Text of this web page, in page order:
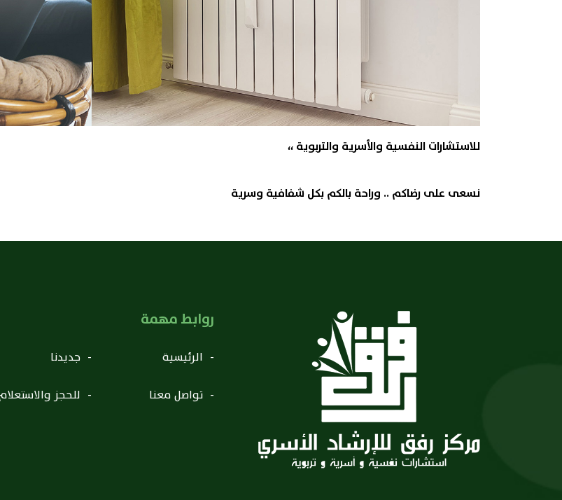
للاستشارات النفسية والأسرية والتربوية ،،
نسعى على رضاكم .. وراحة بالكم بكل شفافية وسرية
روابط مهمة
الرئيسية جديدنا
تواصل معنا للحجز